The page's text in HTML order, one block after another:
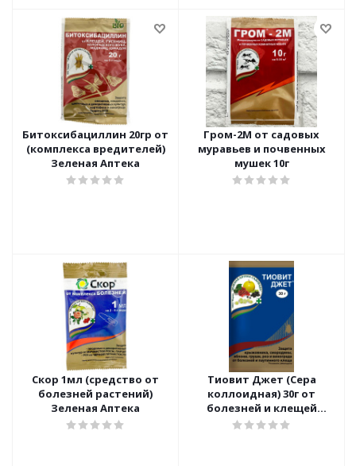
Битоксибациллин 20гр от
(комплекса вредителей)
Зеленая Аптека
Гром-2М от садовых
муравьев и почвенных
мушек 10г
Скор 1мл (средство от
болезней растений)
Зеленая Аптека
Тиовит Джет (Сера
коллоидная) 30г от
болезней и клещей
Зеленая Аптека